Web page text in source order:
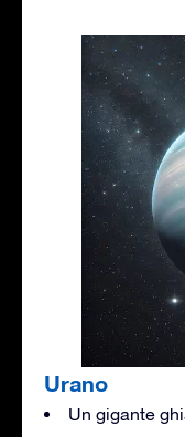
Urano
Un gigante